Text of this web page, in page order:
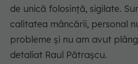
de unică folosinţă, sigilate.
calitatea mâncării, personal
probleme şi nu am avut
detaliat Raul Pătraşcu.